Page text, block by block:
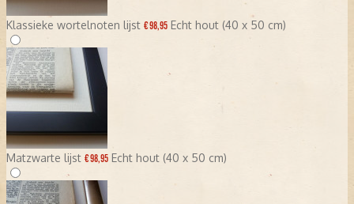
Klassieke wortelnoten lijst € 98,95 Echt hout (40 x 50 cm)
Matzwarte lijst € 98,95 Echt hout (40 x 50 cm)